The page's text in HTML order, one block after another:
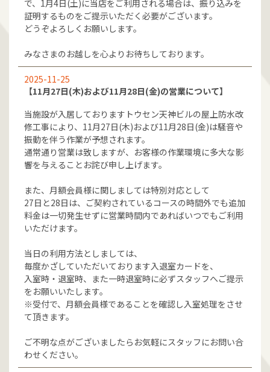
で、1月4日(土)に当店をご利用される場合は、振り込みを
証明するものをご提示いただく必要がございます。
どうぞよろしくお願いします。
みなさまのお越しを心よりお待ちしております。
2025-11-25
【11月27日(木)および11月28日(金)の営業について】
当施設が入居しておりますトウセン天神ビルの屋上防水改
修工事により、11月27日(木)および11月28日(金)は騒音や
振動を伴う作業が予想されます。
通常通り営業は致しますが、お客様の作業環境に多大な影
響を与えることお詫び申し上げます。
また、月額会員様に関しましては特別対応として
27日と28日は、ご契約されているコースの時間外でも追加
料金は一切発生せずに営業時間内であればいつでもご利用
いただけます。
当日の利用方法としましては、
毎度かざしていただいております入退室カードを、
入室時・退室時、また一時退室時に必ずスタッフへご提示
をお願いいたします。
※受付で、月額会員様であることを確認し入室処理をさせ
て頂きます。
ご不明な点がございましたらお気軽にスタッフにお問い合
わせください。